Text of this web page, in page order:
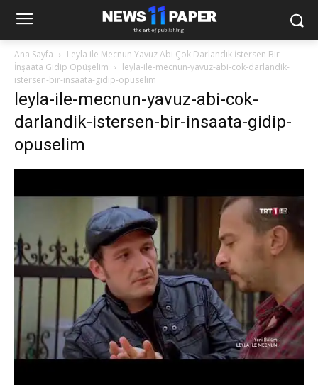
Ana Sayfa
Leyla ile Mecnun Yavuz Abi Çok Darlandık İstersen Bir
İnşaata Gidip Öpüşelim
leyla-ile-mecnun-yavuz-abi-cok-darlandik-
istersen-bir-insaata-gidip-opuselim
leyla-ile-mecnun-yavuz-abi-cok-
darlandik-istersen-bir-insaata-gidip-
opuselim